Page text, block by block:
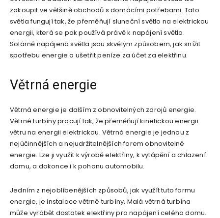
zakoupit ve většině obchodů s domácími potřebami. Tato
světla fungují tak, že přeměňují sluneční světlo na elektrickou
energii, která se pak používá právě k napájení světla.
Solárně napájená světla jsou skvělým způsobem, jak snížit
spotřebu energie a ušetřit peníze za účet za elektřinu.
Větrná energie
Větrná energie je dalším z obnovitelných zdrojů energie.
Větrné turbíny pracují tak, že přeměňují kinetickou energii
větru na energii elektrickou. Větrná energie je jednou z
nejúčinnějších a nejudržitelnějších forem obnovitelné
energie. Lze ji využít k výrobě elektřiny, k vytápění a chlazení
domu, a dokonce i k pohonu automobilu.
Jedním z nejoblíbenějších způsobů, jak využít tuto formu
energie, je instalace větrné turbíny. Malá větrná turbína
může vyrábět dostatek elektřiny pro napájení celého domu.